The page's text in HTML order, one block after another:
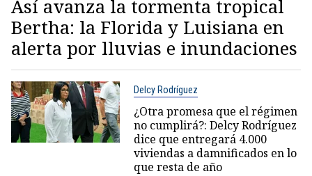
Así avanza la tormenta tropical
Bertha: la Florida y Luisiana en
alerta por lluvias e inundaciones
Delcy Rodríguez
¿Otra promesa que el régimen
no cumplirá?: Delcy Rodríguez
dice que entregará 4.000
viviendas a damnificados en lo
que resta de año